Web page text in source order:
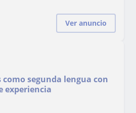
Ver anuncio
como segunda lengua con
experiencia